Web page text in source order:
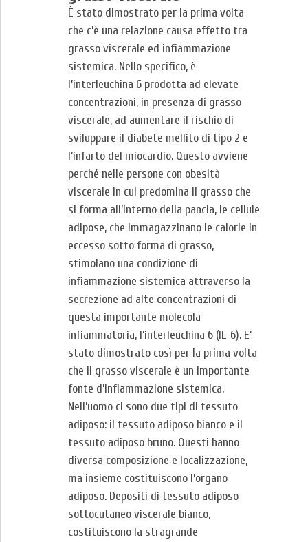
È stato dimostrato per la prima volta
che c’è una relazione causa effetto tra
grasso viscerale ed infiammazione
sistemica. Nello specifico, è
l’interleuchina 6 prodotta ad elevate
concentrazioni, in presenza di grasso
viscerale, ad aumentare il rischio di
sviluppare il diabete mellito di tipo 2 e
l’infarto del miocardio. Questo avviene
perché nelle persone con obesità
viscerale in cui predomina il grasso che
si forma all’interno della pancia, le cellule
adipose, che immagazzinano le calorie in
eccesso sotto forma di grasso,
stimolano una condizione di
infiammazione sistemica attraverso la
secrezione ad alte concentrazioni di
questa importante molecola
infiammatoria, l’interleuchina 6 (IL-6). E’
stato dimostrato così per la prima volta
che il grasso viscerale è un importante
fonte d’infiammazione sistemica.
Nell’uomo ci sono due tipi di tessuto
adiposo: il tessuto adiposo bianco e il
tessuto adiposo bruno. Questi hanno
diversa composizione e localizzazione,
ma insieme costituiscono l’organo
adiposo. Depositi di tessuto adiposo
sottocutaneo viscerale bianco,
costituiscono la stragrande